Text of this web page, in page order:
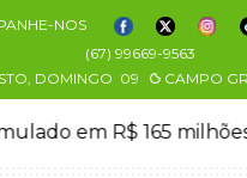
NOS
(67) 99669-9563
DOMINGO 09 CAMPO
em R$ 165